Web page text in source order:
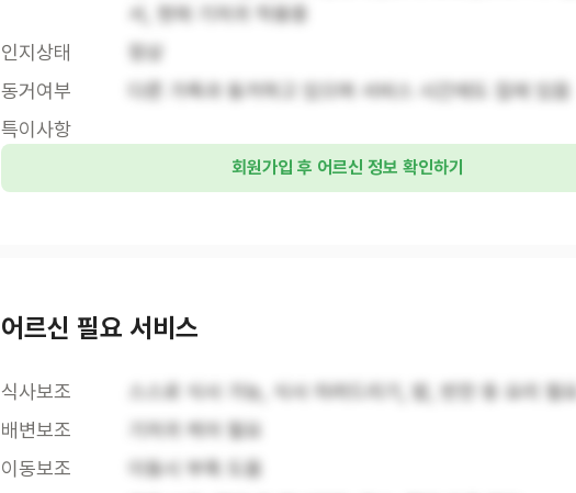
서, 현재 기저귀 착용중
인지상태
정상
동거여부
다른 가족과 동거하고 있으며 서비스 시간에도 집에 있음
특이사항
회원가입 후 어르신 정보 확인하기
어르신 필요 서비스
식사보조
스스로 식사 가능, 식사 차려드리기, 밥, 반찬 등 요리 필요
배변보조
기저귀 케어 필요
이동보조
이동시 부축 도움